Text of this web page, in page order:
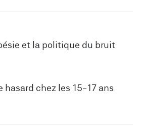
et la politique du bruit
hasard chez les 15-17 ans